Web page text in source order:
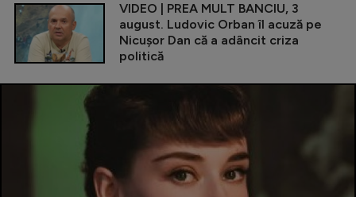
VIDEO | PREA MULT BANCIU, 3
august. Ludovic Orban îl acuză pe
Nicușor Dan că a adâncit criza
politică